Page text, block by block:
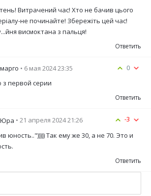
Витрачений час! Хто не бачив цього
не починайте! Збережіть цей час!
висмоктана з пальця!
Ответить
0
• 6 мая 2024 23:35
з первой серии
Ответить
-3
Юра • 21 апреля 2024 21:26
юность.."))))) Так ему же 30, а не 70. Это и
Ответить